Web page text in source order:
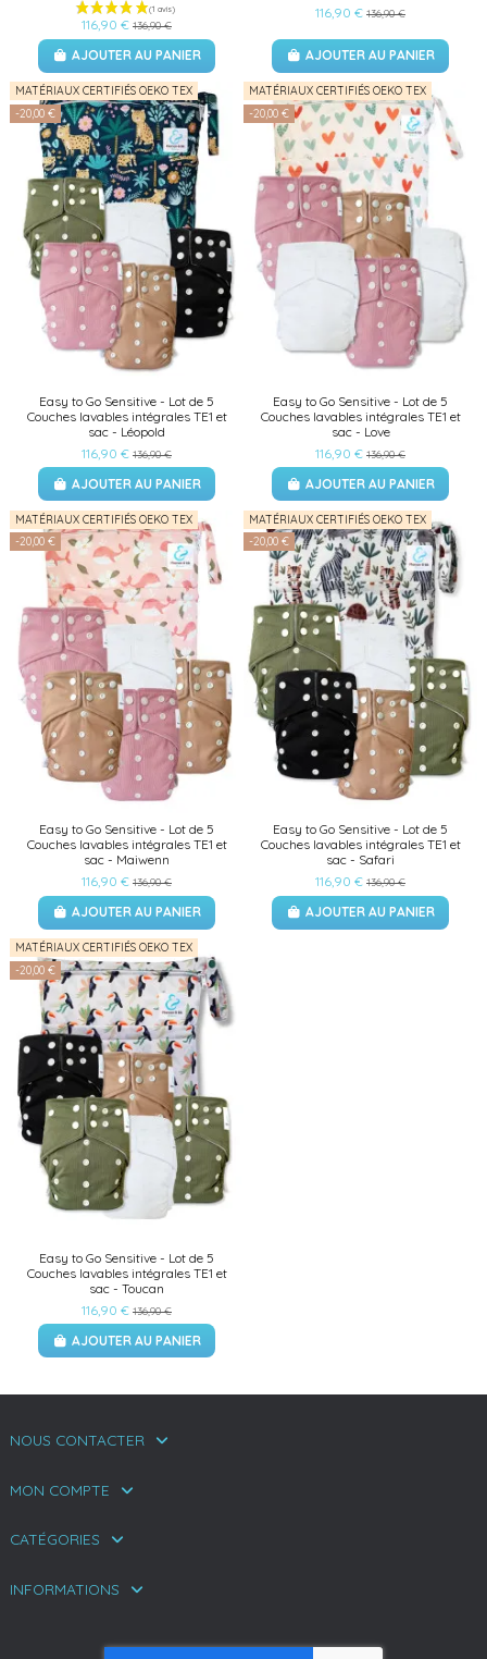
(1 avis)
116,90 € 136,90 €
AJOUTER AU PANIER
116,90 € 136,90 €
AJOUTER AU PANIER
MATÉRIAUX CERTIFIÉS OEKO TEX
-20,00 €
Easy to Go Sensitive - Lot de 5
Couches lavables intégrales TE1 et
sac - Léopold
116,90 € 136,90 €
AJOUTER AU PANIER
MATÉRIAUX CERTIFIÉS OEKO TEX
-20,00 €
Easy to Go Sensitive - Lot de 5
Couches lavables intégrales TE1 et
sac - Love
116,90 € 136,90 €
AJOUTER AU PANIER
MATÉRIAUX CERTIFIÉS OEKO TEX
-20,00 €
Easy to Go Sensitive - Lot de 5
Couches lavables intégrales TE1 et
sac - Maiwenn
116,90 € 136,90 €
AJOUTER AU PANIER
MATÉRIAUX CERTIFIÉS OEKO TEX
-20,00 €
Easy to Go Sensitive - Lot de 5
Couches lavables intégrales TE1 et
sac - Safari
116,90 € 136,90 €
AJOUTER AU PANIER
MATÉRIAUX CERTIFIÉS OEKO TEX
-20,00 €
Easy to Go Sensitive - Lot de 5
Couches lavables intégrales TE1 et
sac - Toucan
116,90 € 136,90 €
AJOUTER AU PANIER
NOUS CONTACTER
MON COMPTE
CATÉGORIES
INFORMATIONS